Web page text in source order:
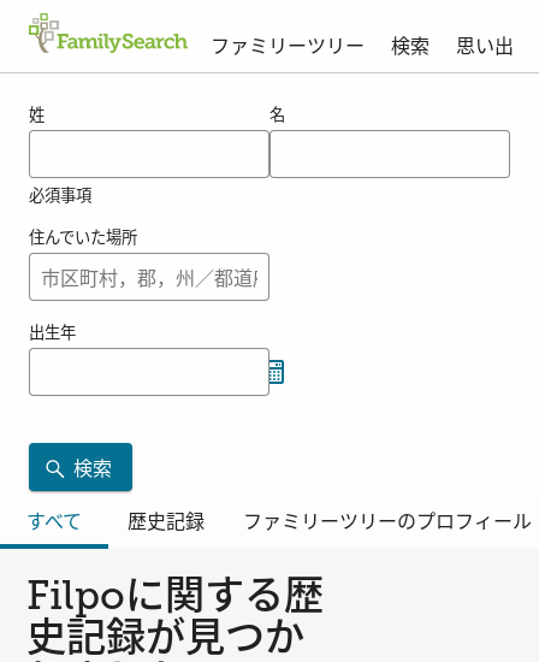
ファミリーツリー 検索
思い出
姓
必須事項
名
住んでいた場所
出生年
検索
すべて
歴史記録 ファミリーツリーのプロフィール
Filpoに関する歴
史記録が見つか